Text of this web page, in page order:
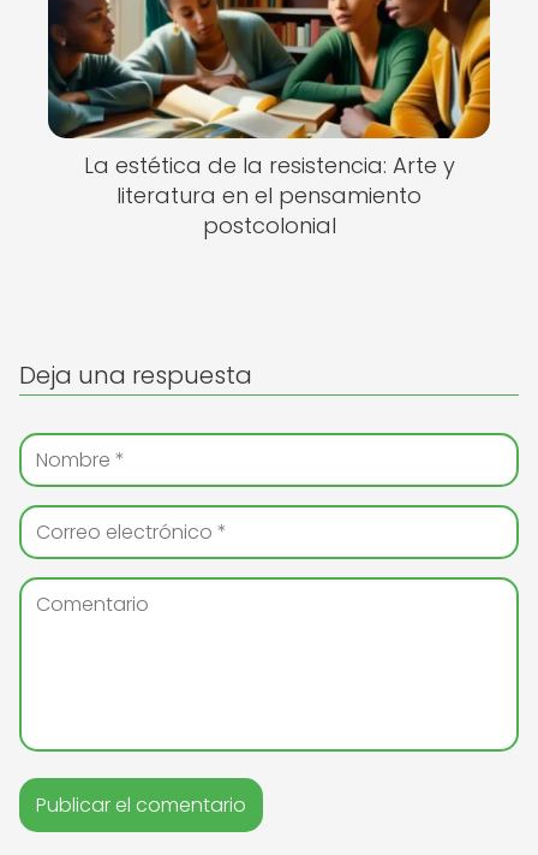
La estética de la resistencia: Arte y
literatura en el pensamiento
postcolonial
Deja una respuesta